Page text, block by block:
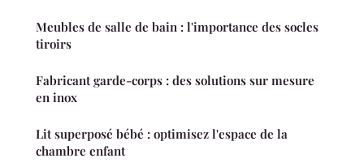
Meubles de salle de bain : l'importance des socles
tiroirs
Fabricant garde-corps : des solutions sur mesure
en inox
Lit superposé bébé : optimisez l'espace de la
chambre enfant